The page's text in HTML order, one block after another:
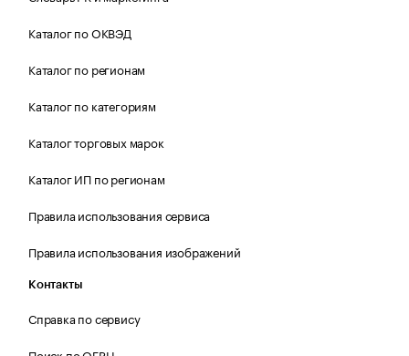
Каталог по ОКВЭД
Каталог по регионам
Каталог по категориям
Каталог торговых марок
Каталог ИП по регионам
Правила использования сервиса
Правила использования изображений
Контакты
Справка по сервису